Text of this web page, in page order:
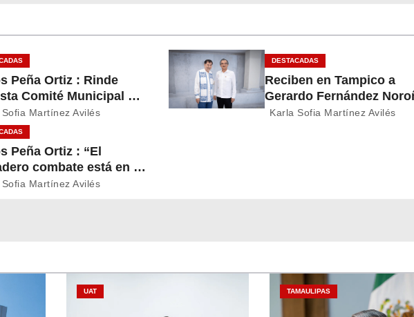
Peña Ortiz : Rinde
Comité Municipal del
Verde en Reynosa
Sofia Martínez Avilés
DESTACADAS
Reciben en Tampico a
Gerardo Fernández
Karla Sofia Martínez Avilés
Peña Ortiz : “El
combate está en la
mensaje de Julio César
Sofia Martínez Avilés
UAT TAMAULIPAS